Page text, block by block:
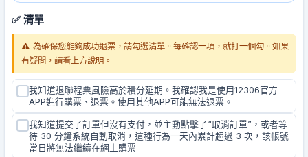
✅ 清單
⚠️ 為確保您能夠成功退票，請勾選清單。每確認一項，就打一個勾。如果
有疑問，請看上方說明。
我知道退聯程票風險高於積分延期。我確認我是使用12306官方
APP進行購票、退票。使用其他APP可能無法退票。
我知道提交了訂單但沒有支付，並主動點擊了“取消訂單”，或者等
待 30 分鐘系統自動取消，這種行為一天內累計超過 3 次，該帳號
當日將無法繼續在網上購票